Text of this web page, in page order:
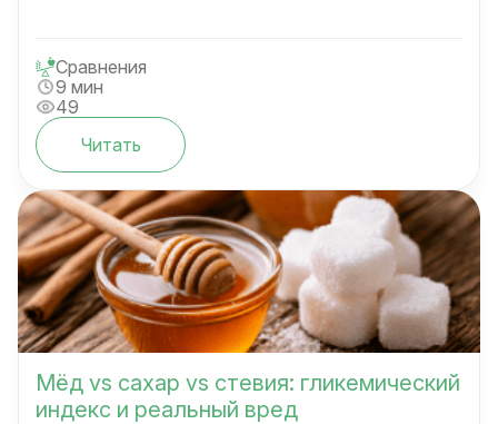
Сравнения
9 мин
49
Читать
Мёд vs сахар vs стевия: гликемический
индекс и реальный вред